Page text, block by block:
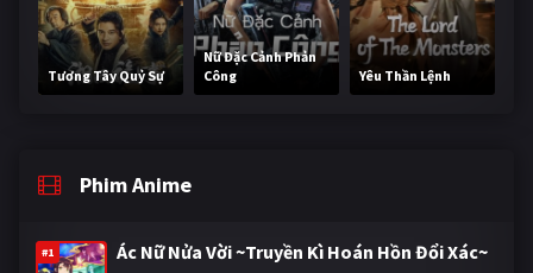
Tương Tây Quỷ Sự
Nữ Đặc Cảnh Phản
Công
Yêu Thần Lệnh
Phim Anime
#1 Ác Nữ Nửa Vời ~Truyền Kì Hoán Hồn Đổi Xác~